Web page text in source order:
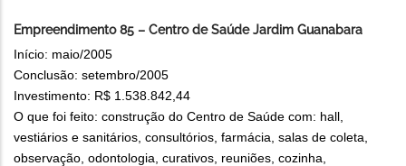
Empreendimento 85 – Centro de Saúde Jardim Guanabara
Início: maio/2005
Conclusão: setembro/2005
Investimento: R$ 1.538.842,44
O que foi feito: construção do Centro de Saúde com: hall,
vestiários e sanitários, consultórios, farmácia, salas de coleta,
observação, odontologia, curativos, reuniões, cozinha,